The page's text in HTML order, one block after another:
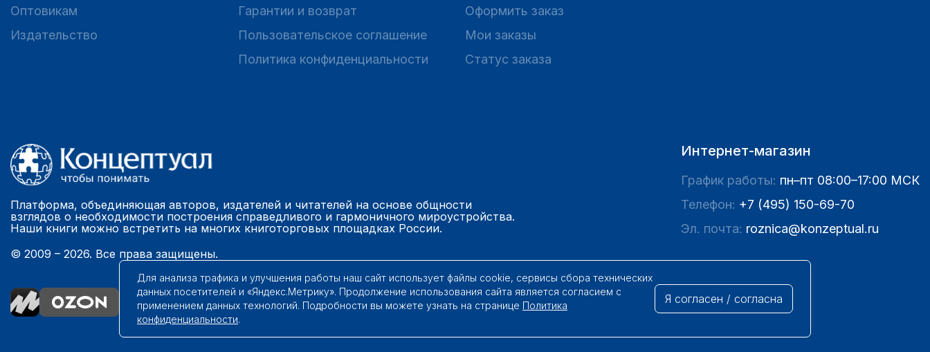
Оптовикам
Издательство
Гарантии и возврат
Пользовательское соглашение
Политика конфиденциальности
Оформить заказ
Мои заказы
Статус заказа
Платформа, объединяющая авторов, издателей и читателей на основе общности
взглядов о необходимости построения справедливого и гармоничного мироустройства.
Наши книги можно встретить на многих книготорговых площадках России.
© 2009 – 2026. Все права защищены.
Интернет-магазин
График работы: пн–пт 08:00–17:00 МСК
Телефон: +7 (495) 150-69-70
Эл. почта: roznica@konzeptual.ru
Для анализа трафика и улучшения работы наш сайт использует файлы cookie, сервисы сбора технических
данных посетителей и «Яндекс.Метрику». Продолжение использования сайта является согласием с
применением данных технологий. Подробности вы можете узнать на странице Политика
конфиденциальности.
Я согласен / согласна